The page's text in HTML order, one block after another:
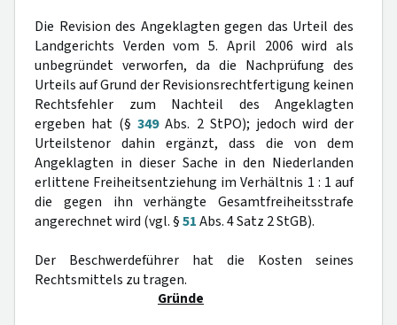
Die Revision des Angeklagten gegen das Urteil des
Landgerichts Verden vom 5. April 2006 wird als
unbegründet verworfen, da die Nachprüfung des
Urteils auf Grund der Revisionsrechtfertigung keinen
Rechtsfehler zum Nachteil des Angeklagten
ergeben hat (§349Abs. 2 StPO); jedoch wird der
Urteilstenor dahin ergänzt, dass die von dem
Angeklagten in dieser Sache in den Niederlanden
erlittene Freiheitsentziehung im Verhältnis 1 : 1 auf
die gegen ihn verhängte Gesamtfreiheitsstrafe
angerechnet wird (vgl. §51Abs. 4 Satz 2 StGB).
Der Beschwerdeführer hat die Kosten seines
Rechtsmittels zu tragen.
Gründe